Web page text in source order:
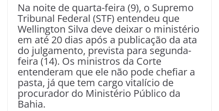
Na noite de quarta-feira (9), o Supremo
Tribunal Federal (STF) entendeu que
Wellington Silva deve deixar o ministério
em até 20 dias após a publicação da ata
do julgamento, prevista para segunda-
feira (14). Os ministros da Corte
entenderam que ele não pode chefiar a
pasta, já que tem cargo vitalício de
procurador do Ministério Público da
Bahia.